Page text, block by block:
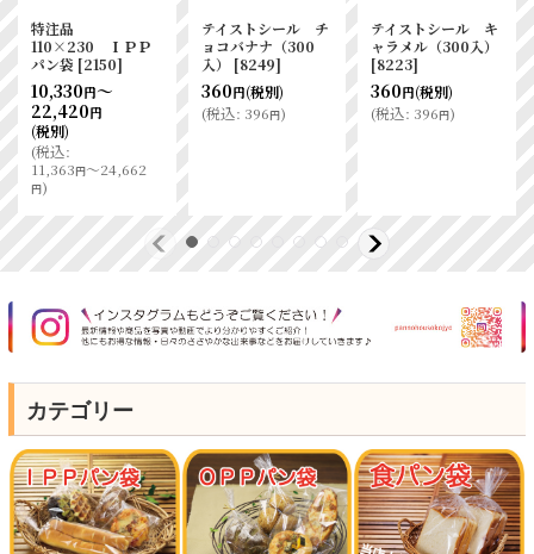
特注品
110×230 ＩＰＰ
パン袋 [2150]
10,330円～
22,420円
(税別)
(税込:
11,363円～24,662
円)
テイストシール チ
ョコバナナ（300
入）
[8249]
360円(税別)
(税込: 396円)
テイストシール キ
ャラメル（300入）
[8223]
360円(税別)
(税込: 396円)
カテゴリー